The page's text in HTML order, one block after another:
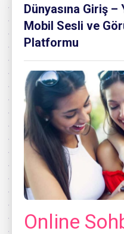
Dünyasına Giriş
Mobil Sesli ve
Platformu
Online